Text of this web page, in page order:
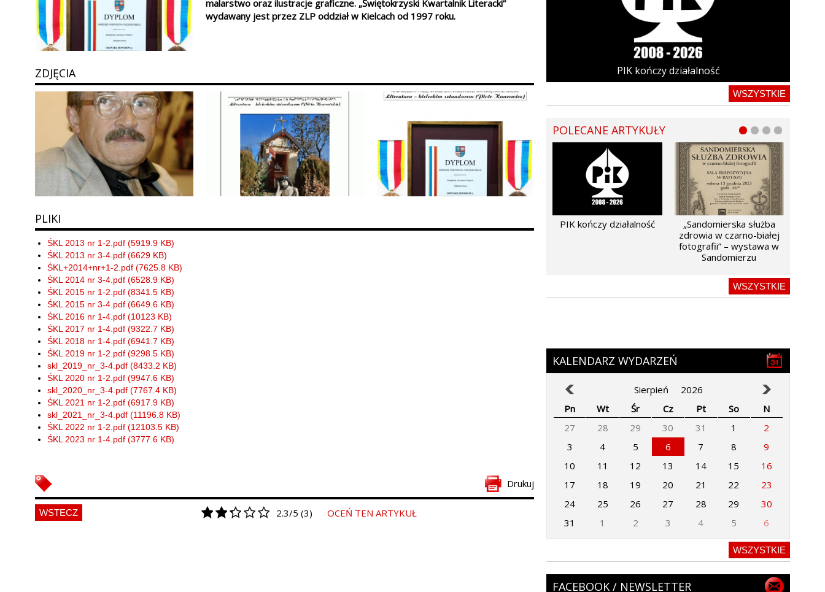
malarstwo oraz ilustracje graficzne. „Świętokrzyski Kwartalnik Literacki”
wydawany jest przez ZLP oddział w Kielcach od 1997 roku.
ZDJĘCIA
PLIKI
ŚKL 2013 nr 1-2.pdf (5919.9 KB)
ŚKL 2013 nr 3-4.pdf (6629 KB)
ŚKL+2014+nr+1-2.pdf (7625.8 KB)
ŚKL 2014 nr 3-4.pdf (6528.9 KB)
ŚKL 2015 nr 1-2.pdf (8341.5 KB)
ŚKL 2015 nr 3-4.pdf (6649.6 KB)
ŚKL 2016 nr 1-4.pdf (10123 KB)
ŚKL 2017 nr 1-4.pdf (9322.7 KB)
ŚKL 2018 nr 1-4.pdf (6941.7 KB)
ŚKL 2019 nr 1-2.pdf (9298.5 KB)
skl_2019_nr_3-4.pdf (8433.2 KB)
ŚKL 2020 nr 1-2.pdf (9947.6 KB)
skl_2020_nr_3-4.pdf (7767.4 KB)
ŚKL 2021 nr 1-2.pdf (6917.9 KB)
skl_2021_nr_3-4.pdf (11196.8 KB)
ŚKL 2022 nr 1-2.pdf (12103.5 KB)
ŚKL 2023 nr 1-4.pdf (3777.6 KB)
Drukuj
WSTECZ 2.3/5 (3) OCEŃ TEN ARTYKUŁ
PIK kończy działalność
WSZYSTKIE
POLECANE ARTYKUŁY
PIK kończy działalność
„Sandomierska służba
zdrowia w czarno-białej
fotografii” – wystawa w
Sandomierzu
WSZYSTKIE
KALENDARZ WYDARZEŃ
Sierpień
2026
Pn
Wt Śr Cz Pt So
N
27
28 29 30 31 1
2
3
4 5 6 7 8
9
10
11 12 13 14 15
16
17
18 19 20 21 22
23
24
25 26 27 28 29
30
31
1 2 3 4 5 6
WSZYSTKIE
FACEBOOK / NEWSLETTER